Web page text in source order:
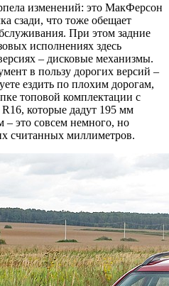
изменений: это МакФерсон
сзади, что тоже обещает
При этом задние
исполнениях здесь
– дисковые механизмы.
в пользу дорогих версий –
ездить по плохим дорогам,
топовой комплектации с
которые дадут 195 мм
– это совсем немного, но
считанных миллиметров.